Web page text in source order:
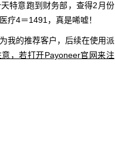
特意跑到财务部，查得2月份
疗4＝1491，真是唏嘘！
我的推荐客户，后续在使用派
意，若打开Payoneer官网来注